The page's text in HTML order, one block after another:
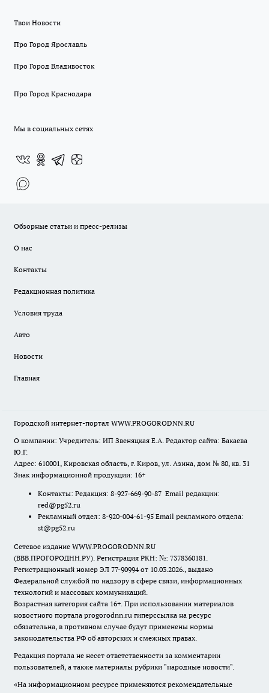
Твои Новости
Про Город Ярославль
Про Город Владивосток
Про Город Краснодара
Мы в социальных сетях
Обзорные статьи и пресс-релизы
О нас
Контакты
Редакционная политика
Условия труда
Авто
Новости
Главная
Городской интернет-портал WWW.PROGORODNN.RU
О компании: Учредитель: ИП Звеняцкая Е.А. Редактор сайта: Бакаева
Ю.Г.
Адрес: 610001, Кировская область, г. Киров, ул. Азина, дом № 80, кв. 31
Знак информационной продукции: 16+
Контакты: Редакция: 8-927-669-90-87 Email редакции:
red@pg52.ru
Рекламный отдел: 8-920-004-61-95 Email рекламного отдела:
st@pg52.ru
Сетевое издание WWW.PROGORODNN.RU
(ВВВ.ПРОГОРОДНН.РУ). Регистрация РКН: №: 7378360181.
Регистрационный номер ЭЛ 77-90994 от 10.03.2026., выдано
Федеральной службой по надзору в сфере связи, информационных
технологий и массовых коммуникаций.
Возрастная категория сайта 16+. При использовании материалов
новостного портала progorodnn.ru гиперссылка на ресурс
обязательна, в противном случае будут применены нормы
законодательства РФ об авторских и смежных правах.
Редакция портала не несет ответственности за комментарии
пользователей, а также материалы рубрики "народные новости".
«На информационном ресурсе применяются рекомендательные